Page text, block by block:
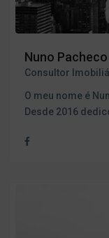
Nuno Pacheco
Consultor
O meu nome é
Desde 2016